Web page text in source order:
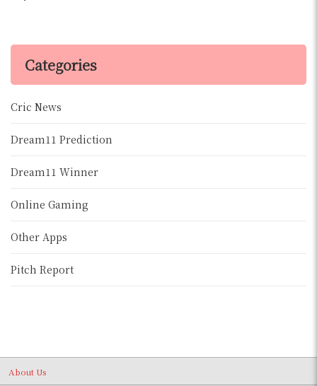
Categories
Cric News
Dream11 Prediction
Dream11 Winner
Online Gaming
Other Apps
Pitch Report
About Us